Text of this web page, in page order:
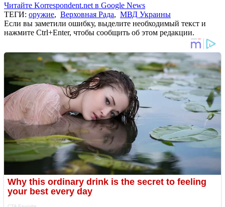
Читайте Korrespondent.net в Google News
ТЕГИ: оружие, Верховная Рада, МВД Украины
Если вы заметили ошибку, выделите необходимый текст и
нажмите Ctrl+Enter, чтобы сообщить об этом редакции.